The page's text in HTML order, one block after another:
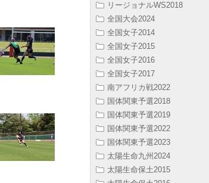
リージョナルWS2018
全国大会2024
全国女子2014
全国女子2015
全国女子2016
全国女子2017
南アフリカ戦2022
国体関東予選2018
国体関東予選2019
国体関東予選2022
国体関東予選2023
太陽生命九州2024
太陽生命保土2015